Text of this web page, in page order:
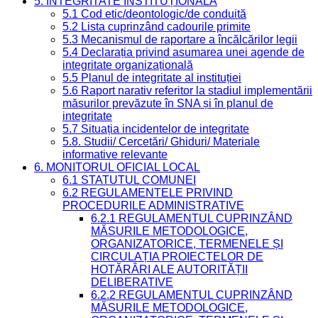
5.1 Cod etic/deontologic/de conduită
5.2 Lista cuprinzând cadourile primite
5.3 Mecanismul de raportare a încălcărilor legii
5.4 Declarația privind asumarea unei agende de
integritate organizațională
5.5 Planul de integritate al instituției
5.6 Raport narativ referitor la stadiul implementării
măsurilor prevăzute în SNA și în planul de
integritate
5.7 Situația incidentelor de integritate
5.8. Studii/ Cercetări/ Ghiduri/ Materiale
informative relevante
6. MONITORUL OFICIAL LOCAL
6.1 STATUTUL COMUNEI
6.2 REGULAMENTELE PRIVIND
PROCEDURILE ADMINISTRATIVE
6.2.1 REGULAMENTUL CUPRINZÂND
MĂSURILE METODOLOGICE,
ORGANIZATORICE, TERMENELE ȘI
CIRCULAȚIA PROIECTELOR DE
HOTĂRÂRI ALE AUTORITĂȚII
DELIBERATIVE
6.2.2 REGULAMENTUL CUPRINZÂND
MĂSURILE METODOLOGICE,